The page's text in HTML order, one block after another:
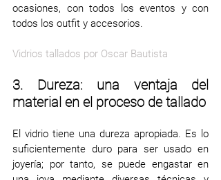
ocasiones, con todos los eventos y con
todos los outfit y accesorios.
Vidrios tallados por Oscar Bautista
3. Dureza: una ventaja del
material en el proceso de tallado
El vidrio tiene una dureza apropiada. Es lo
suficientemente duro para ser usado en
joyería; por tanto, se puede engastar en